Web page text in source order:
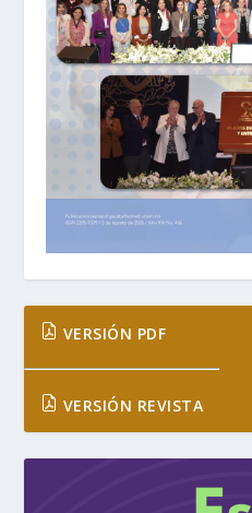
VERSIÓN PDF
VERSIÓN REVISTA